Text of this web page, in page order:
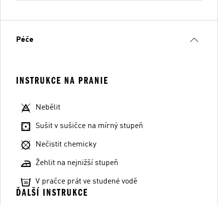
Péče
INSTRUKCE NA PRANIE
Nebělit
Sušit v sušičce na mírný stupeň
Nečistit chemicky
Žehlit na nejnižší stupeň
V pračce prát ve studené vodě
ĎALŠÍ INSTRUKCE